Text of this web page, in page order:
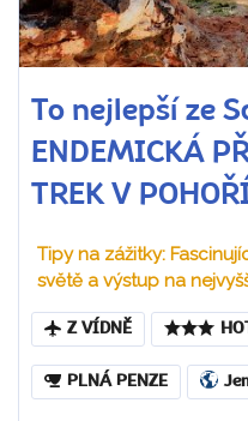
To nejlepší ze
ENDEMICKÁ
TREK V
Tipy na zážitky:
světě a výstup na
Z VÍDNĚ
PLNÁ PENZE